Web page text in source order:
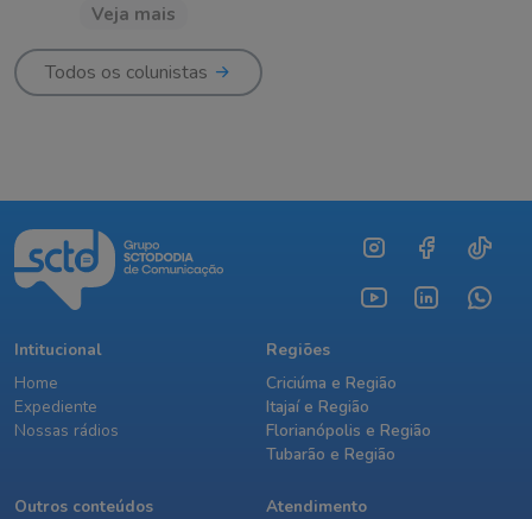
Veja mais
Todos os colunistas
Intitucional
Home
Expediente
Nossas rádios
Regiões
Criciúma e Região
Itajaí e Região
Florianópolis e Região
Tubarão e Região
Outros conteúdos
Atendimento